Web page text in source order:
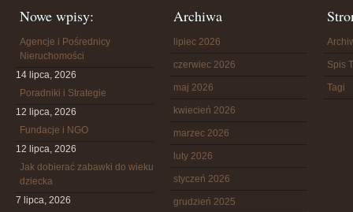
Nowe wpisy:
Agencje i Pośrednicy
Nieruchomości
14 lipca, 2026
Poradniki i Strategie
12 lipca, 2026
Fundacje i NGO
12 lipca, 2026
Jak dobierać zabawki do wieku
dziecka
7 lipca, 2026
Archiwa
lipiec 2026
czerwiec 2026
maj 2026
kwiecień 2026
marzec 2026
luty 2026
styczeń 2026
grudzień 2025
Spis
Tagi